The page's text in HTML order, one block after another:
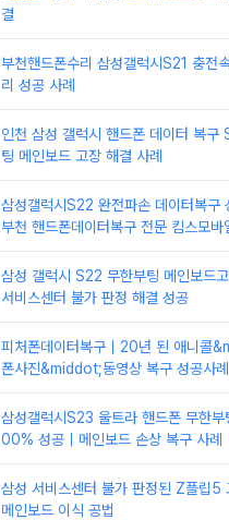
결
부천핸드폰수리 삼성갤럭시S21 충전
리 성공 사례
인천 삼성 갤럭시 핸드폰 데이터 복구
팅 메인보드 고장 해결 사례
삼성갤럭시S22 완전파손 데이터복
부천 핸드폰데이터복구 전문 킴스모바
삼성 갤럭시 S22 무한부팅 메인보드
서비스센터 불가 판정 해결 성공
피처폰데이터복구｜20년 된 애니콜
폰사진&middot;동영상 복구 성공사례
삼성갤럭시S23 울트라 핸드폰 무한부
00% 성공｜메인보드 손상 복구 사례
삼성 서비스센터 불가 판정된 Z플립5
메인보드 이식 공법